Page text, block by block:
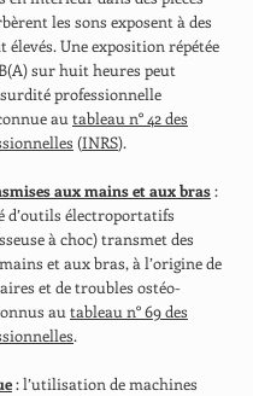
les sons exposent à des
Une exposition répétée
sur huit heures peut
professionnelle
au tableau n° 42 des
(INRS).
aux mains et aux bras:
d’outils électroportatifs
à choc) transmet des
et aux bras, à l’origine de
et de troubles ostéo-
au tableau n° 69 des
.
: l’utilisation de machines